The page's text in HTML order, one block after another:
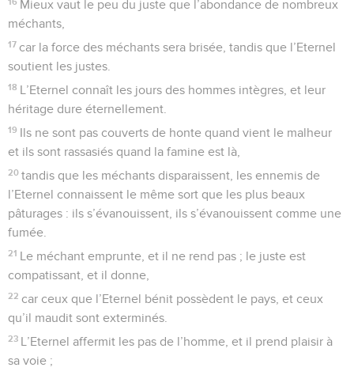
Mieux vaut le peu du juste que l’abondance de nombreux
méchants,
17 car la force des méchants sera brisée, tandis que l’Eternel
soutient les justes.
18 L’Eternel connaît les jours des hommes intègres, et leur
héritage dure éternellement.
19 Ils ne sont pas couverts de honte quand vient le malheur
et ils sont rassasiés quand la famine est là,
20 tandis que les méchants disparaissent, les ennemis de
l’Eternel connaissent le même sort que les plus beaux
pâturages : ils s’évanouissent, ils s’évanouissent comme une
fumée.
21 Le méchant emprunte, et il ne rend pas ; le juste est
compatissant, et il donne,
22 car ceux que l’Eternel bénit possèdent le pays, et ceux
qu’il maudit sont exterminés.
23 L’Eternel affermit les pas de l’homme, et il prend plaisir à
sa voie ;